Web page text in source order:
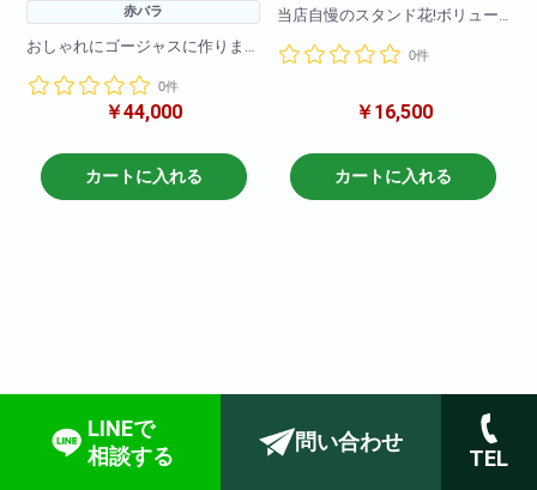
赤バラ
おしゃれにゴージャスに作りま
いかっこよく仕上げました!もち
ろんバラ以外のお花で作ること
せくださいませ!
0件
￥44,000
カートに入れる
当店自慢のスタンド花!ボリュー
季節の花々をふんだんに使って
使用花材は季節によって変動し
ますがbiotopスタッフがおまかせ
(花材・色合いはおまかせとなり
ますので、指定等がある場合は
0件
￥16,500
カートに入れる
LINEで
相談する
問い合わせ
TEL